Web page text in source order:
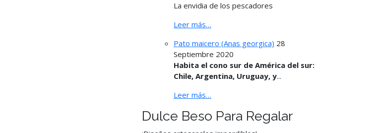
La envidia de los pescadores
Leer más…
Pato maicero (Anas georgica) 28
Septiembre 2020
Habita el cono sur de América del sur:
Chile, Argentina, Uruguay, y...
Leer más…
Dulce Beso Para Regalar